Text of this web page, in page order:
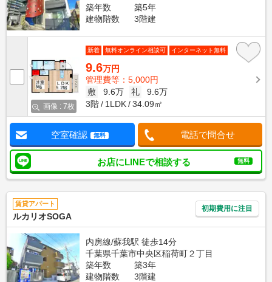
築年数
築5年
建物階数
3階建
画像 : 7枚
新着 無料オンライン相談可 インターネット無料
9.6万円
管理費等：5,000円
敷
9.6万 礼
9.6万
3階
1LDK 34.09㎡
空室確認 無料 電話で問合せ
お店にLINEで相談する 無料
賃貸アパート
ルカリオSOGA
初期費用に注目
内房線/蘇我駅 徒歩14分
千葉県千葉市中央区稲荷町２丁目
築年数
築3年
建物階数
3階建